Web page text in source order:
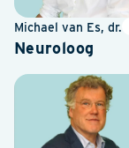
Michael van Es, dr.
Neuroloog